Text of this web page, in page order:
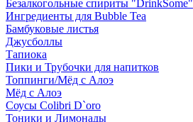
Безалкогольные спириты "DrinkSome"
Ингредиенты для Bubble Tea
Бамбуковые листья
Джусболлы
Тапиока
Пики и Трубочки для напитков
Топпинги/Мёд с Алоэ
Мёд с Алоэ
Соусы Colibri D`oro
Тоники и Лимонады